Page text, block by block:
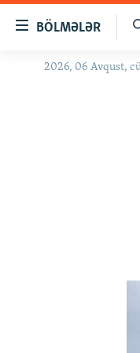
BÖLMƏLƏR
GÜNDƏM
Axtar
2026, 06 Avqust,